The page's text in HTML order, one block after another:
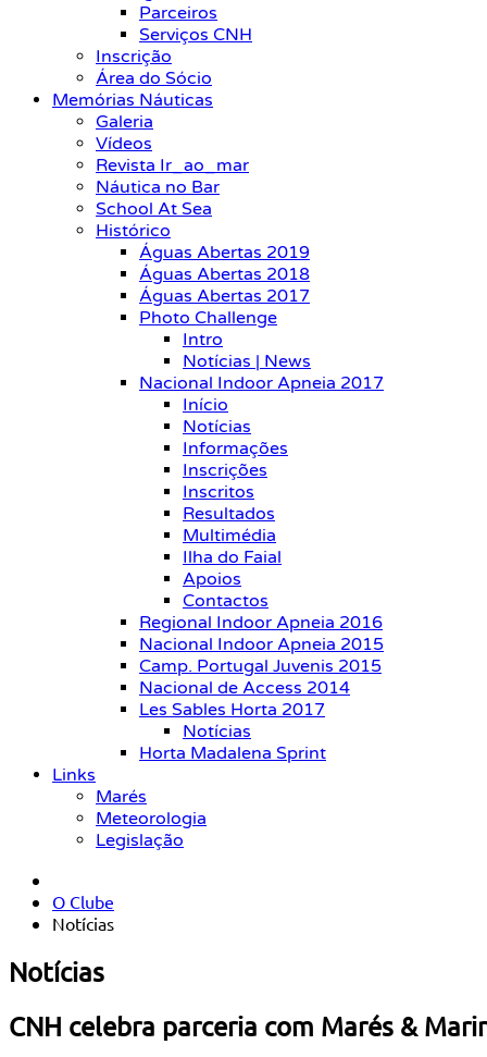
Parceiros
Serviços CNH
Inscrição
Área do Sócio
Memórias Náuticas
Galeria
Vídeos
Revista Ir_ao_mar
Náutica no Bar
School At Sea
Histórico
Águas Abertas 2019
Águas Abertas 2018
Águas Abertas 2017
Photo Challenge
Intro
Notícias | News
Nacional Indoor Apneia 2017
Início
Notícias
Informações
Inscrições
Inscritos
Resultados
Multimédia
Ilha do Faial
Apoios
Contactos
Regional Indoor Apneia 2016
Nacional Indoor Apneia 2015
Camp. Portugal Juvenis 2015
Nacional de Access 2014
Les Sables Horta 2017
Notícias
Horta Madalena Sprint
Links
Marés
Meteorologia
Legislação
O Clube
Notícias
Notícias
CNH celebra parceria com Marés &